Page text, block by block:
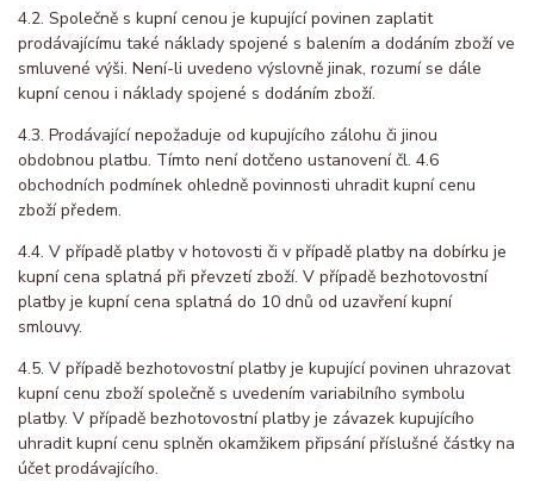
4.2. Společně s kupní cenou je kupující povinen zaplatit
prodávajícímu také náklady spojené s balením a dodáním zboží ve
smluvené výši. Není-li uvedeno výslovně jinak, rozumí se dále
kupní cenou i náklady spojené s dodáním zboží.
4.3. Prodávající nepožaduje od kupujícího zálohu či jinou
obdobnou platbu. Tímto není dotčeno ustanovení čl. 4.6
obchodních podmínek ohledně povinnosti uhradit kupní cenu
zboží předem.
4.4. V případě platby v hotovosti či v případě platby na dobírku je
kupní cena splatná při převzetí zboží. V případě bezhotovostní
platby je kupní cena splatná do 10 dnů od uzavření kupní
smlouvy.
4.5. V případě bezhotovostní platby je kupující povinen uhrazovat
kupní cenu zboží společně s uvedením variabilního symbolu
platby. V případě bezhotovostní platby je závazek kupujícího
uhradit kupní cenu splněn okamžikem připsání příslušné částky na
účet prodávajícího.